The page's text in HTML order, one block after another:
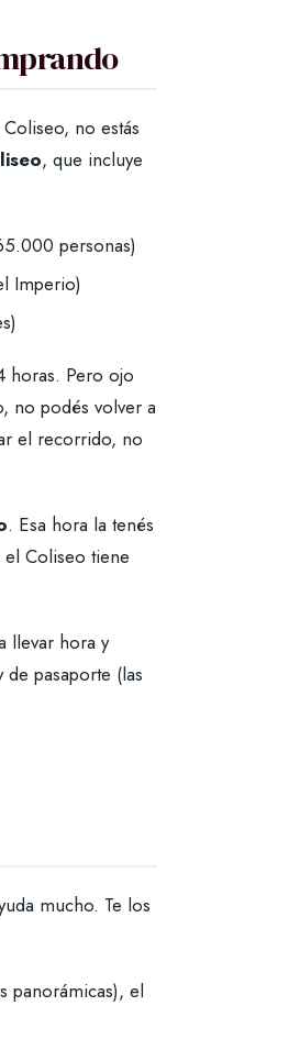
no estás
, que incluye
personas)
Imperio)
horas. Pero ojo
no podés volver a
el recorrido, no
. Esa hora la tenés
Coliseo tiene
llevar hora y
pasaporte (las
mucho. Te los
panorámicas), el